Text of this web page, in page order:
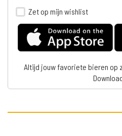
Zet op mijn wishlist
Altijd jouw favoriete bieren op